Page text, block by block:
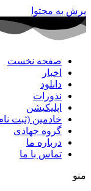
پرش به محتوا
صفحه نخست
اخبار
دانلود
نذورات
اپلیکیشن
خادمین (ثبت
گروه جهادی
درباره ما
تماس با ما
منو